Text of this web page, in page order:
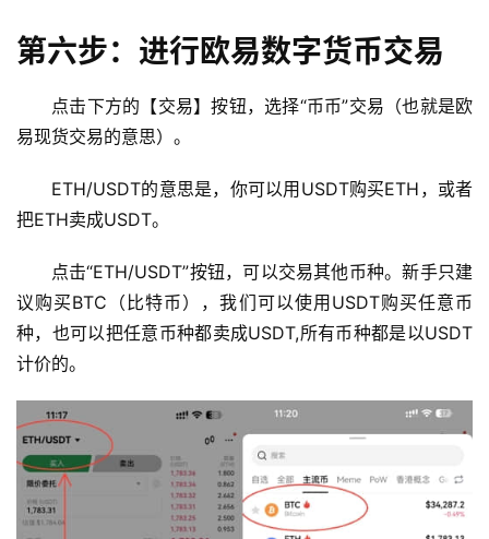
行
情
常
题
第六步：进行欧易数字货币交易
点击下方的【交易】按钮，选择“币币”交易（也就是欧
易现货交易的意思）。
ETH/USDT的意思是，你可以用USDT购买ETH，或者
把ETH卖成USDT。
点击“ETH/USDT”按钮，可以交易其他币种。新手只建
议购买BTC（比特币），我们可以使用USDT购买任意币
种，也可以把任意币种都卖成USDT,所有币种都是以USDT
计价的。